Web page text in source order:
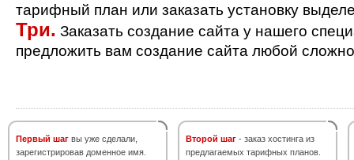
тарифный план или заказать установку
Три. Заказать создание сайта у нашего
предложить вам создание сайта любой
Первый шаг вы уже сделали,
зарегистрировав доменное имя.
Второй шаг - заказ хостинга из
предлагаемых тарифных планов.